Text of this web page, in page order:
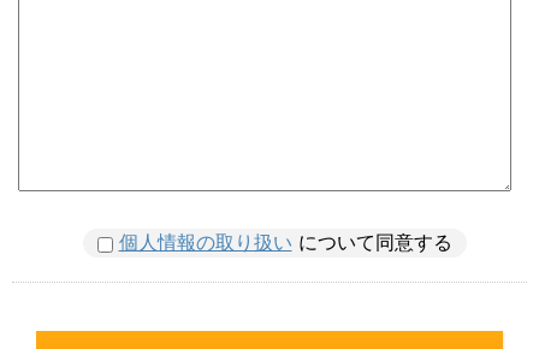
個人情報の取り扱い について同意する